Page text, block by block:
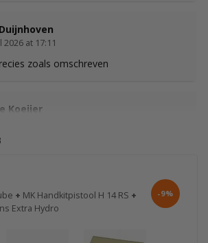
at 17:11
zoals omschreven
Koeijer
2026 at 16:22
zitten weer muurvast
+ MK Handkitpistool H 14 RS +
Extra Hydro
-9%